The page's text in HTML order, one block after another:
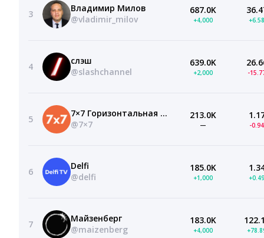
3
Владимир Милов
@vladimir_milov
687.0K
+4,000
4
слэш
@slashchannel
639.0K
+2,000 -
5
7×7 Горизонтальная Россия
@7×7
213.0K
— -
6
Delfi
@delfi
185.0K
+1,000
7
Майзенберг
@maizenberg
183.0K
+4,000